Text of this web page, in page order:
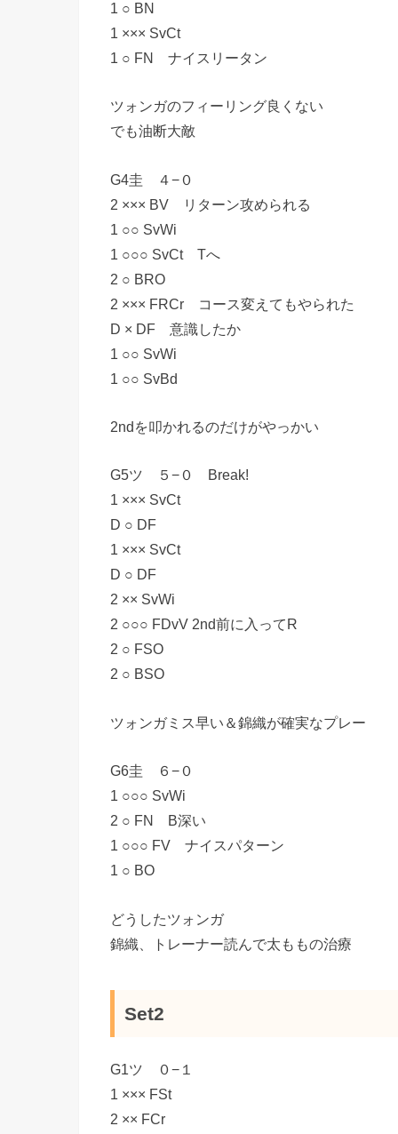
1 ○ BN
1 ××× SvCt
1 ○ FN ナイスリータン
ツォンガのフィーリング良くない
でも油断大敵
G4圭 ４−０
2 ××× BV リターン攻められる
1 ○○ SvWi
1 ○○○ SvCt Tへ
2 ○ BRO
2 ××× FRCr コース変えてもやられた
D × DF 意識したか
1 ○○ SvWi
1 ○○ SvBd
2ndを叩かれるのだけがやっかい
G5ツ ５−０ Break!
1 ××× SvCt
D ○ DF
1 ××× SvCt
D ○ DF
2 ×× SvWi
2 ○○○ FDvV 2nd前に入ってR
2 ○ FSO
2 ○ BSO
ツォンガミス早い＆錦織が確実なプレー
G6圭 ６−０
1 ○○○ SvWi
2 ○ FN B深い
1 ○○○ FV ナイスパターン
1 ○ BO
どうしたツォンガ
錦織、トレーナー読んで太ももの治療
Set2
G1ツ ０−１
1 ××× FSt
2 ×× FCr